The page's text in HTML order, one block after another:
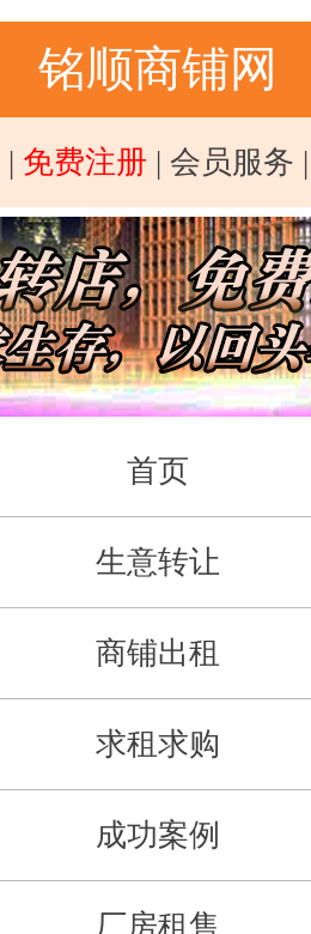
铭顺商铺网
| 免费注册 | 会员服务
首页
生意转让
商铺出租
求租求购
成功案例
厂房租售